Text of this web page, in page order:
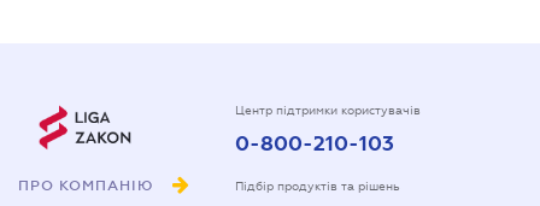
ПРО КОМПАНІЮ
Центр підтримки користувачів
0-800-210-103
Підбір продуктів та рішень